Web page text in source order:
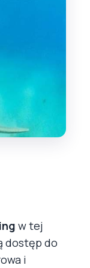
w tej
dostęp do
i